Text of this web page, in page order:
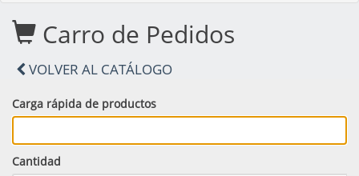
Carro de Pedidos
VOLVER AL CATÁLOGO
Carga rápida de productos
Cantidad